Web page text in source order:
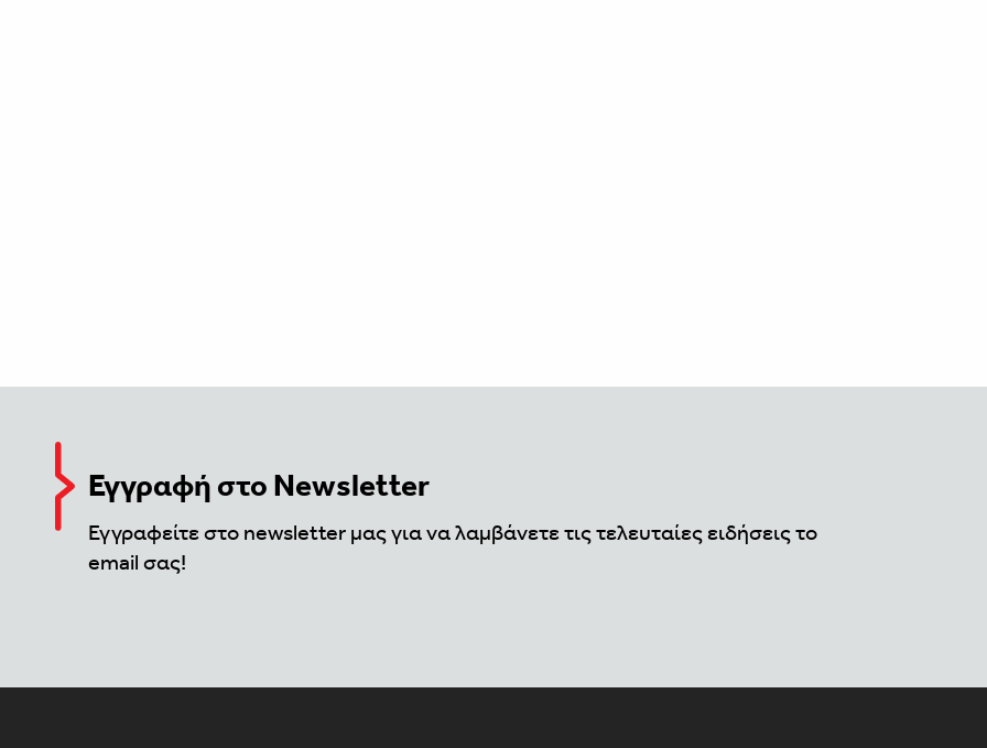
Εγγραφή στο Newsletter
Εγγραφείτε στο newsletter μας για να λαμβάνετε τις τελευταίες ειδήσεις το
email σας!